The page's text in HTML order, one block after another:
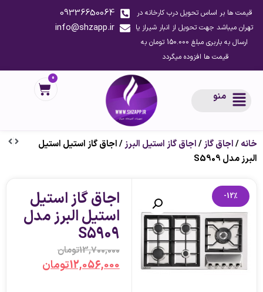
قیمت ها بر اساس تحویل درب کارخانه در
تهران میباشد جهت تحویل از انبار شیراز یا
ارسال به باربری مبلغ 150.000 تومان به
قیمت ها افزوده میگردد
09336650064
info@shzapp.ir
منو
0
خانه/اجاق گاز/اجاق گاز استیل البرز/ اجاق گاز استیل استیل
البرز مدل S5909
-12% اجاق گاز استیل
استیل البرز مدل
S5909
13,700,000تومان
12,056,000تومان